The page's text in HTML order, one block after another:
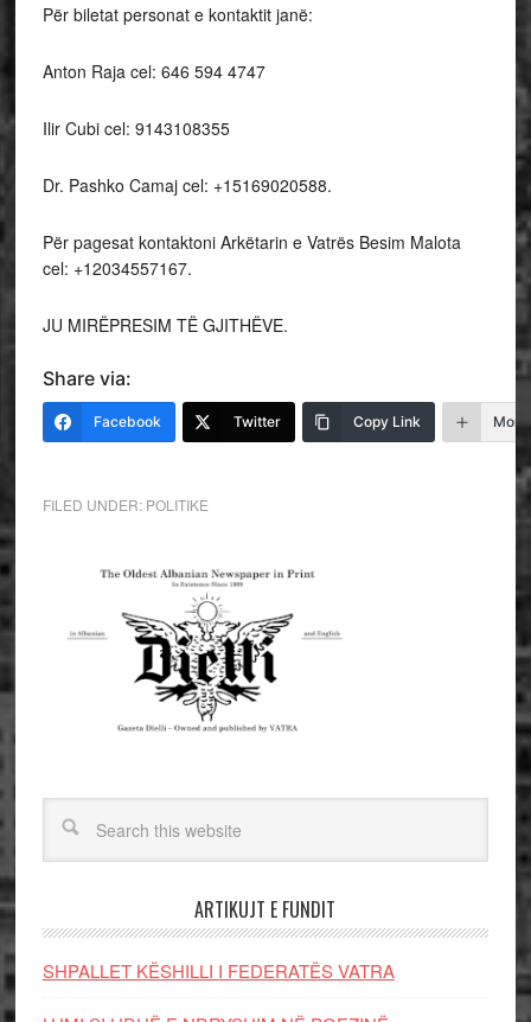
Për biletat personat e kontaktit janë:
Anton Raja cel: 646 594 4747
Ilir Cubi cel: 9143108355
Dr. Pashko Camaj cel: +15169020588.
Për pagesat kontaktoni Arkëtarin e Vatrës Besim Malota
cel: +12034557167.
JU MIRËPRESIM TË GJITHËVE.
Share via:
Facebook Twitter Copy Link More
FILED UNDER: POLITIKE
ARTIKUJT E FUNDIT
SHPALLET KËSHILLI I FEDERATËS VATRA